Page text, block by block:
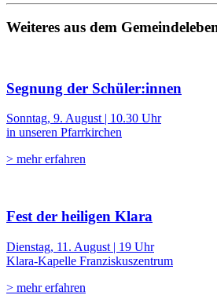
Weiteres aus dem
Segnung der Schüler:innen
Sonntag, 9. August | 10.30 Uhr
in unseren Pfarrkirchen
> mehr erfahren
Fest der heiligen Klara
Dienstag, 11. August | 19 Uhr
Klara-Kapelle Franziskuszentrum
> mehr erfahren